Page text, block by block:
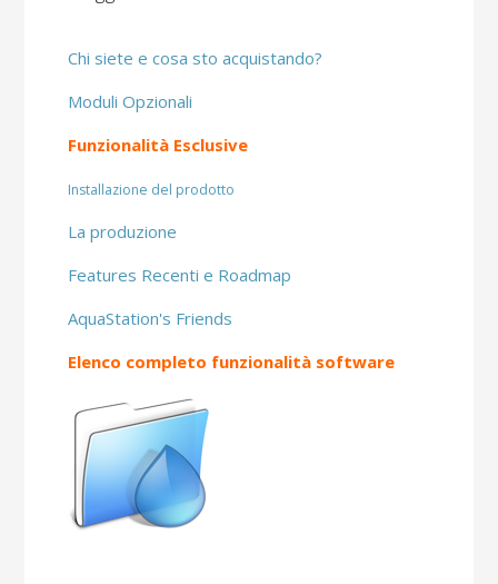
Chi siete e cosa sto acquistando?
Moduli Opzionali
Funzionalità Esclusive
Installazione del prodotto
La produzione
Features Recenti e Roadmap
AquaStation's Friends
Elenco completo funzionalità software